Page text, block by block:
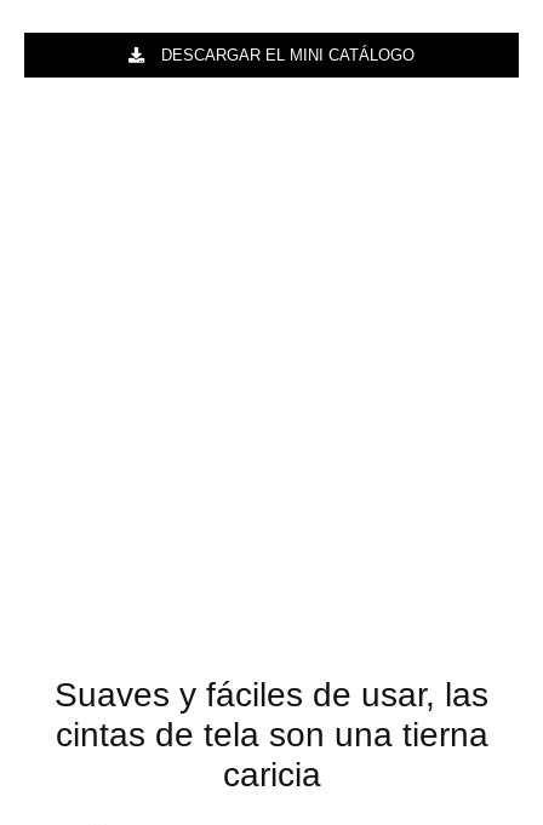
DESCARGAR EL MINI CATÁLOGO
Suaves y fáciles de usar, las
cintas de tela son una tierna
caricia